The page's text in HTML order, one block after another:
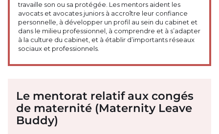
travaille son ou sa protégée. Les mentors aident les
avocats et avocates juniors à accroître leur confiance
personnelle, à développer un profil au sein du cabinet et
dans le milieu professionnel, à comprendre et à s’adapter
à la culture du cabinet, et à établir d’importants réseaux
sociaux et professionnels.
Le mentorat relatif aux congés
de maternité (Maternity Leave
Buddy)